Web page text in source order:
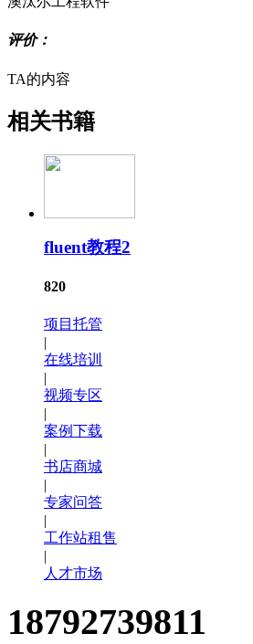
评价：
TA的内容
相关书籍
fluent教程2
820
项目托管
|
在线培训
|
视频专区
|
案例下载
|
书店商城
|
专家问答
|
工作站租售
|
人才市场
18792739811